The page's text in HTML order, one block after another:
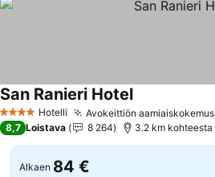
4 Tähtiluokitus
Hotelli Avokeittiön aamiaiskokemus
San Ranieri HotelKatso hinnat
8,7 Loistava 8 264 3.2 km
Alkaen 84 €